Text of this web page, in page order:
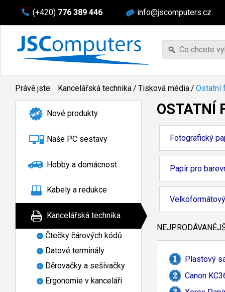
(+420) 776 389 446 info@jscomputers.cz
Právě jste: Kancelářská technika/ Tisková média/ Ostatní
Nové produkty
Naše PC sestavy
Hobby a domácnost
Kabely a redukce
Kancelářská technika
Čtečky čárových kódů
Datové terminály
Děrovačky a sešívačky
Ergonomie v kanceláři
OSTATNÍ
Fotografický
Papír pro
Plastový
Canon